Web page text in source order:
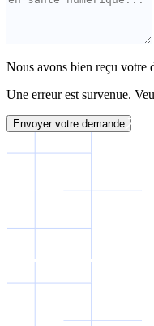
Nous avons bien reçu votre
Une erreur est survenue.
Envoyer votre demande